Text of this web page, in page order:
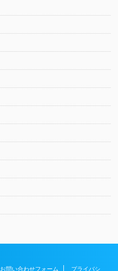
お問い合わせフォーム プライバシ